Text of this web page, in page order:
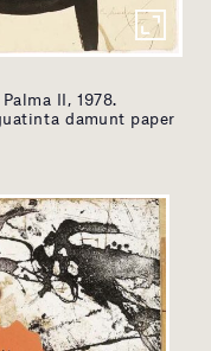
II, 1978.
damunt paper